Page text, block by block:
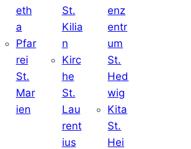
eth
a
Pfar
rei
St.
Mar
ien
St.
Kilia
n
Kirc
he
St.
Lau
rent
ius
enz
entr
um
St.
Hed
wig
Kita
St.
Hei